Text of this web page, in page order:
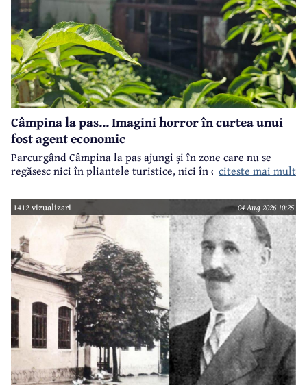
Câmpina la pas... Imagini horror în curtea unui
fost agent economic
Parcurgând Câmpina la pas ajungi și în zone care nu se
regăsesc nici în pliantele turistice, nici în cele.. electorale.
citeste mai mult
1412 vizualizari 04 Aug 2026 10:25